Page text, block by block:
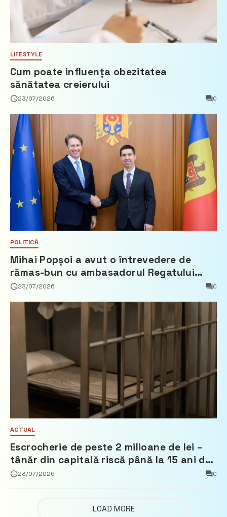
LIFESTYLE
Cum poate influența obezitatea
sănătatea creierului
23/07/2026 0
POLITICĂ
Mihai Popșoi a avut o întrevedere de
rămas-bun cu ambasadorul Regatului
Țărilor de Jos, Fred Duijn
23/07/2026 0
ACTUAL
Escrocherie de peste 2 milioane de lei –
tânăr din capitală riscă până la 15 ani de
închisoare
23/07/2026 0
LOAD MORE